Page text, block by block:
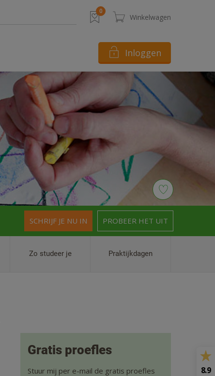
Inloggen
SCHRIJF JE NU IN PROBEER HET UIT
Zo studeer je Praktijkdagen
8.9
Gratis proefles
Stuur mij per e-mail de gratis proefles